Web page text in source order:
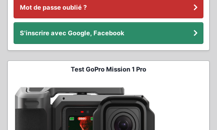
Mot de passe oublié ?
S'inscrire avec Google, Facebook
Test GoPro Mission 1 Pro